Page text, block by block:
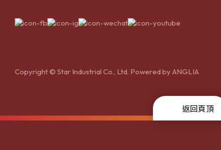
Copyright © Star Industrial Co., Ltd. Powered byANGLIA
返回頁頂